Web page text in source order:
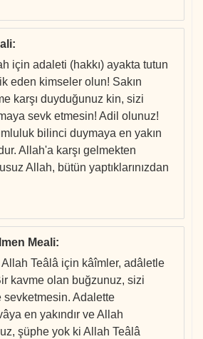
:
için adaleti (hakkı) ayakta tutun
eden kimseler olun! Sakın
karşı duyduğunuz kin, sizi
sevk etmesin! Adil olunuz!
bilinci duymaya en yakın
Allah'a karşı gelmekten
Allah, bütün yaptıklarınızdan
Meali:
Teâlâ için kâîmler, adâletle
kavme olan buğzunuz, sizi
sevketmesin. Adalette
en yakındır ve Allah
şüphe yok ki Allah Teâlâ